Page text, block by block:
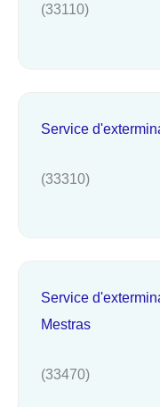
(33110)
Service
(33310)
Service
Mestras
(33470)